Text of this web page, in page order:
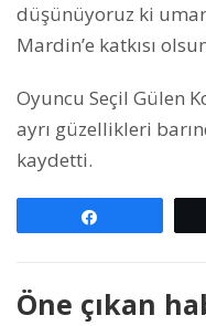
düşünüyoruz ki
Mardin’e katkısı
Oyuncu Seçil Gülen
ayrı güzellikleri
kaydetti.
Öne çıkan